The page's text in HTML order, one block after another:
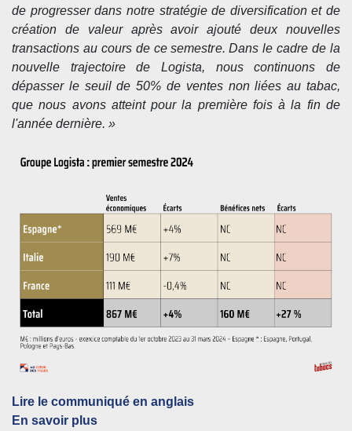
de progresser dans notre stratégie de diversification et de
création de valeur après avoir ajouté deux nouvelles
transactions au cours de ce semestre. Dans le cadre de la
nouvelle trajectoire de Logista, nous continuons de
dépasser le seuil de 50% de ventes non liées au tabac,
que nous avons atteint pour la première fois à la fin de
l'année dernière. »
Lire le communiqué en anglais
En savoir plus